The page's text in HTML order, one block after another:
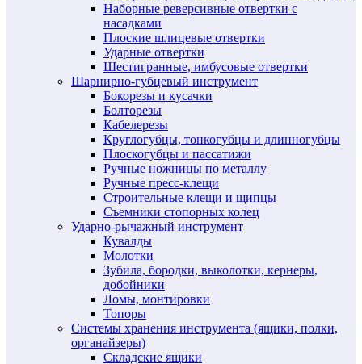
Наборные реверсивные отвертки с
насадками
Плоские шлицевые отвертки
Ударные отвертки
Шестигранные, имбусовые отвертки
Шарнирно-губцевый инструмент
Бокорезы и кусачки
Болторезы
Кабелерезы
Круглогубцы, тонкогубцы и длинногубцы
Плоскогубцы и пассатижи
Ручные ножницы по металлу
Ручные пресс-клещи
Строительные клещи и щипцы
Съемники стопорных колец
Ударно-рычажный инструмент
Кувалды
Молотки
Зубила, бородки, выколотки, кернеры,
добойники
Ломы, монтировки
Топоры
Системы хранения инструмента (ящики, полки,
органайзеры)
Складские ящики